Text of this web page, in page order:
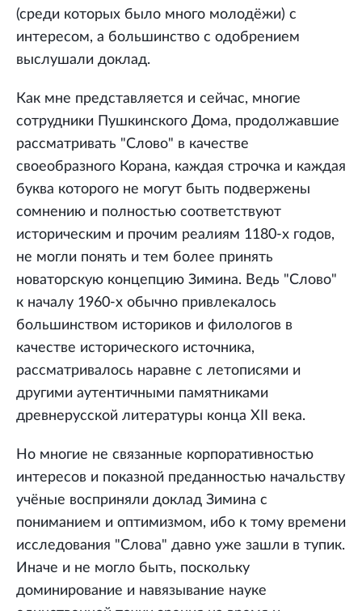
(среди которых было много молодёжи) с
интересом, а большинство с одобрением
выслушали доклад.
Как мне представляется и сейчас, многие
сотрудники Пушкинского Дома, продолжавшие
рассматривать "Слово" в качестве
своеобразного Корана, каждая строчка и каждая
буква которого не могут быть подвержены
сомнению и полностью соответствуют
историческим и прочим реалиям 1180-х годов,
не могли понять и тем более принять
новаторскую концепцию Зимина. Ведь "Слово"
к началу 1960-х обычно привлекалось
большинством историков и филологов в
качестве исторического источника,
рассматривалось наравне с летописями и
другими аутентичными памятниками
древнерусской литературы конца XII века.
Но многие не связанные корпоративностью
интересов и показной преданностью начальству
учёные восприняли доклад Зимина с
пониманием и оптимизмом, ибо к тому времени
исследования "Слова" давно уже зашли в тупик.
Иначе и не могло быть, поскольку
доминирование и навязывание науке